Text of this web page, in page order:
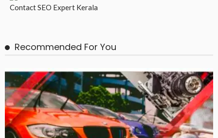
ContactSEO Expert Kerala
Recommended For You